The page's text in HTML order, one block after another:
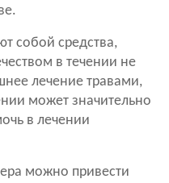
собой средства,
в течении не
лечение травами,
может значительно
в лечении
можно привести